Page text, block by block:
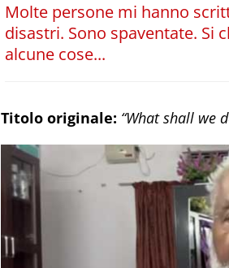
Molte persone mi hanno
disastri. Sono spaventate. Si
alcune cose...
Titolo originale: “What shall we